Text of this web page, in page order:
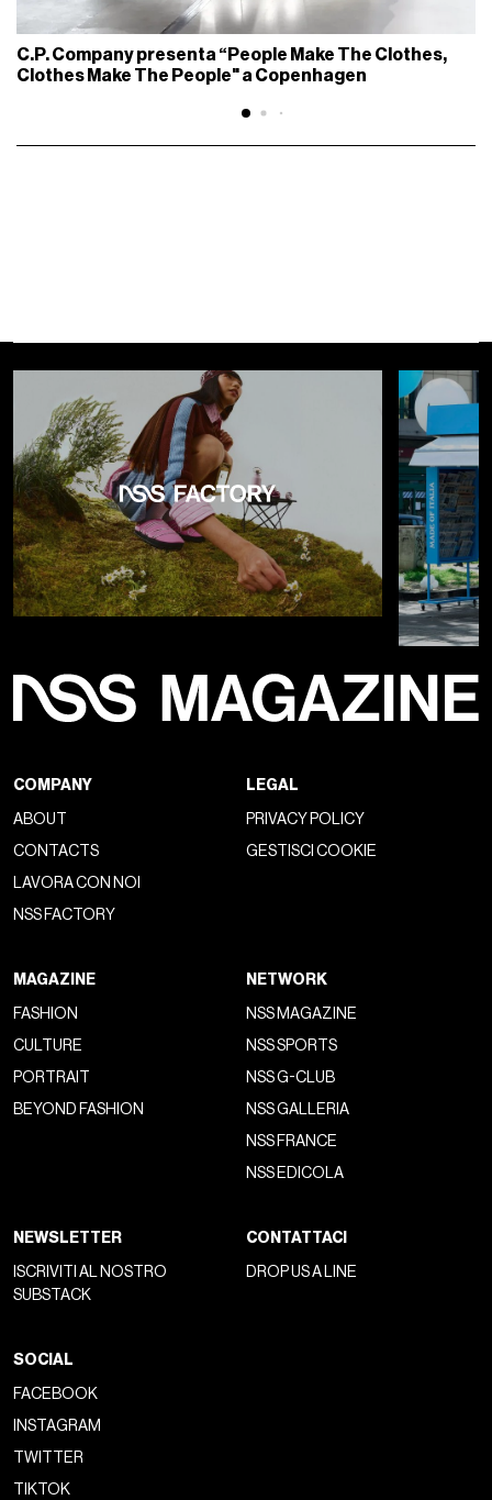
C.P. Company presenta “People Make The Clothes,
Clothes Make The People" a Copenhagen
COMPANY
ABOUT
CONTACTS
LAVORA CON NOI
NSS FACTORY
LEGAL
PRIVACY POLICY
GESTISCI COOKIE
MAGAZINE
FASHION
CULTURE
PORTRAIT
BEYOND FASHION
NETWORK
NSS MAGAZINE
NSS SPORTS
NSS G-CLUB
NSS GALLERIA
NSS FRANCE
NSS EDICOLA
NEWSLETTER
ISCRIVITI AL NOSTRO
SUBSTACK
CONTATTACI
DROP US A LINE
SOCIAL
FACEBOOK
INSTAGRAM
TWITTER
TIKTOK